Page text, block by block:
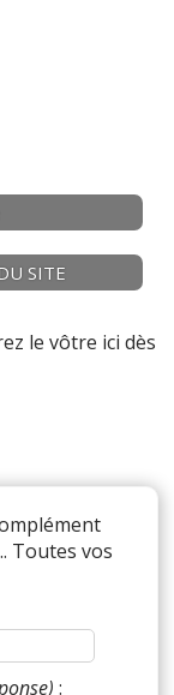
SITE
le vôtre ici dès
Toutes vos
: